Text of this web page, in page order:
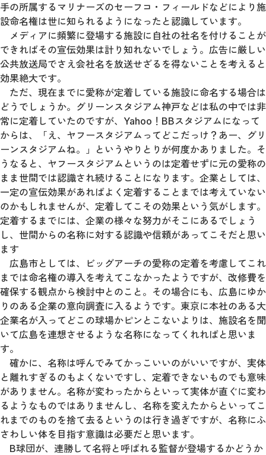
手の所属するマリナーズのセーフコ・フィールドなどにより施
設命名権は世に知られるようになったと認識しています。
メディアに頻繁に登場する施設に自社の社名を付けることが
できればその宣伝効果は計り知れないでしょう。広告に厳しい
公共放送局でさえ会社名を放送せざるを得ないことを考えると
効果絶大です。
ただ、現在までに愛称が定着している施設に命名する場合は
どうでしょうか。グリーンスタジアム神戸などは私の中では非
常に定着していたのですが、Yahoo！BBスタジアムになって
からは、「え、ヤフースタジアムってどこだっけ？あー、グリ
ーンスタジアムね。」というやりとりが何度かありました。そ
うなると、ヤフースタジアムというのは定着せずに元の愛称の
まま世間では認識され続けることになります。企業としては、
一定の宣伝効果があればよく定着することまでは考えていない
のかもしれませんが、定着してこその効果という気がします。
定着するまでには、企業の様々な努力がそこにあるでしょう
し、世間からの名称に対する認識や信頼があってこそだと思い
ます
広島市としては、ビッグアーチの愛称の定着を考慮してこれ
までは命名権の導入を考えてこなかったようですが、改修費を
確保する観点から検討中とのこと。その場合にも、広島にゆか
りのある企業の意向調査に入るようです。東京に本社のある大
企業名が入ってどこの球場かピンとこないよりは、施設名を聞
いて広島を連想させるような名称になってくれればと思いま
す。
確かに、名称は呼んでみてかっこいいのがいいですが、実体
と離れすぎるのもよくないですし、定着できないものでも意味
がありません。名称が変わったからといって実体が直ぐに変わ
るようなものではありませんし、名称を変えたからといってこ
れまでのものを捨て去るというのは行き過ぎですが、名称にふ
さわしい体を目指す意識は必要だと思います。
B球団が、連勝して名将と呼ばれる監督が登場するかどうか